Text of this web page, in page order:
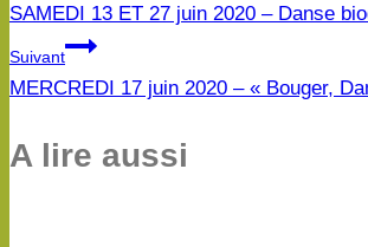
de
l’article
SAMEDI 13 ET 27 juin 2020 – Danse
Suivant
MERCREDI 17 juin 2020 – « Bouger,
A lire aussi